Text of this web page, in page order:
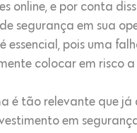
online, e por conta
segurança em sua
essencial, pois uma
colocar em risco
é tão relevante que
em